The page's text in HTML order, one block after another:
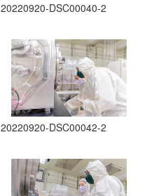
20220920-DSC00040-2
20220920-DSC00042-2